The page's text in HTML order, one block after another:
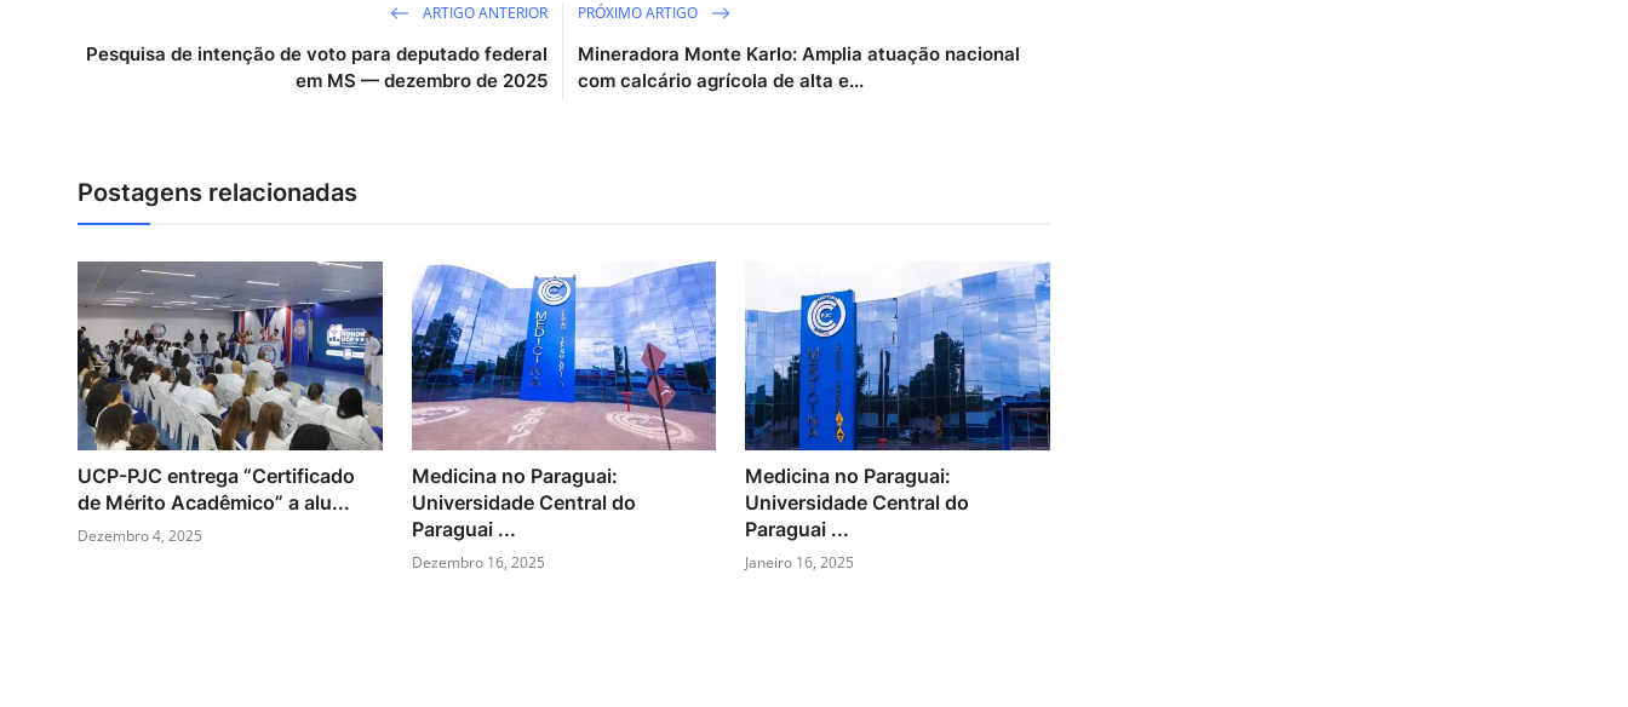
ARTIGO ANTERIOR
Pesquisa de intenção de voto para deputado federal
em MS — dezembro de 2025
PRÓXIMO ARTIGO
Mineradora Monte Karlo: Amplia atuação nacional
com calcário agrícola de alta e...
Postagens relacionadas
UCP-PJC entrega “Certificado
de Mérito Acadêmico” a alu...
Dezembro 4, 2025
Medicina no Paraguai:
Universidade Central do
Paraguai ...
Dezembro 16, 2025
Medicina no Paraguai:
Universidade Central do
Paraguai ...
Janeiro 16, 2025